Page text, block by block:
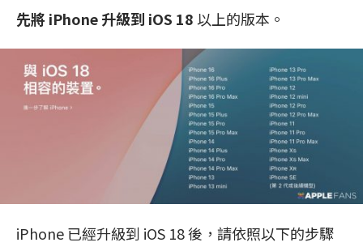
先將 iPhone 升級到 iOS 18以上的版本。
iPhone 已經升級到 iOS 18 後，請依照以下的步驟